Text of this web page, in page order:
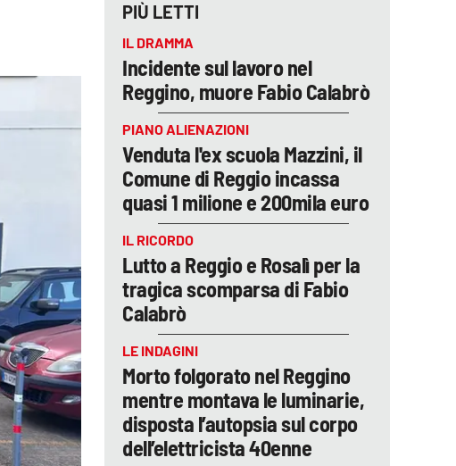
PIÙ LETTI
IL DRAMMA
Incidente sul lavoro nel
Reggino, muore Fabio Calabrò
PIANO ALIENAZIONI
Venduta l'ex scuola Mazzini, il
Comune di Reggio incassa
quasi 1 milione e 200mila euro
IL RICORDO
Lutto a Reggio e Rosalì per la
tragica scomparsa di Fabio
Calabrò
LE INDAGINI
Morto folgorato nel Reggino
mentre montava le luminarie,
disposta l’autopsia sul corpo
dell’elettricista 40enne